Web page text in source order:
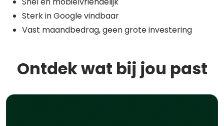
Sterk in Google vindbaar
Vast maandbedrag, geen grote investering
Ontdek wat bij jou past